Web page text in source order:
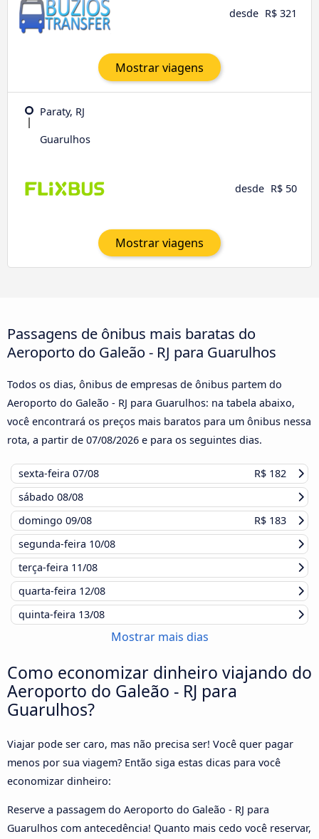
desde R$ 321
Mostrar viagens
Paraty, RJ
Guarulhos
desde R$ 50
Mostrar viagens
Passagens de ônibus mais baratas do
Aeroporto do Galeão - RJ para Guarulhos
Todos os dias, ônibus de empresas de ônibus partem do
Aeroporto do Galeão - RJ para Guarulhos: na tabela abaixo,
você encontrará os preços mais baratos para um ônibus nessa
rota, a partir de 07/08/2026 e para os seguintes dias.
sexta-feira 07/08
R$ 182
sábado 08/08
domingo 09/08
R$ 183
segunda-feira 10/08
terça-feira 11/08
quarta-feira 12/08
quinta-feira 13/08
Mostrar mais dias
Como economizar dinheiro viajando do
Aeroporto do Galeão - RJ para
Guarulhos?
Viajar pode ser caro, mas não precisa ser! Você quer pagar
menos por sua viagem? Então siga estas dicas para você
economizar dinheiro:
Reserve a passagem do Aeroporto do Galeão - RJ para
Guarulhos com antecedência! Quanto mais cedo você reservar,